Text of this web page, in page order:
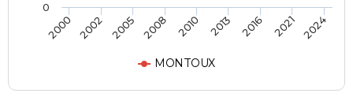
MONTOUX
2000 2002 2005 2008 2010 2013 2016 2021 2024
0